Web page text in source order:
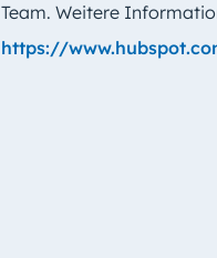
Team. Weitere
https://